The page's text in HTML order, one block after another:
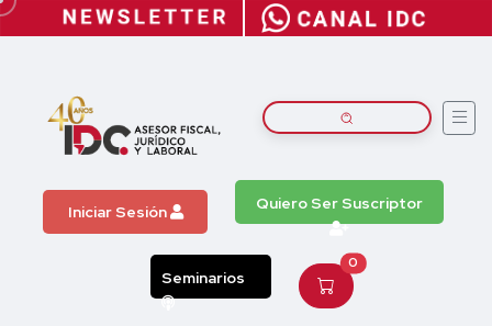
Iniciar Sesión Quiero Ser Suscriptor
Seminarios
0